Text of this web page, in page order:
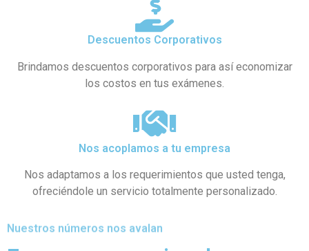
Descuentos Corporativos
Brindamos descuentos corporativos para así economizar
los costos en tus exámenes.
Nos acoplamos a tu empresa
Nos adaptamos a los requerimientos que usted tenga,
ofreciéndole un servicio totalmente personalizado.
Nuestros números nos avalan